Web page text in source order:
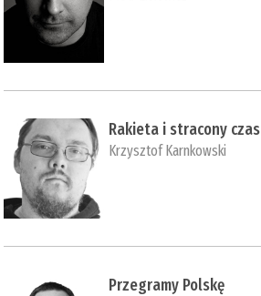
Rakieta i stracony czas
Krzysztof Karnkowski
Przegramy Polskę